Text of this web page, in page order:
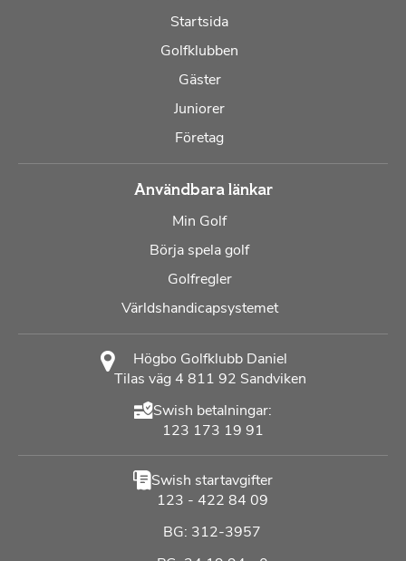
Startsida
Golfklubben
Gäster
Juniorer
Företag
Användbara länkar
Min Golf
Börja spela golf
Golfregler
Världshandicapsystemet
Högbo Golfklubb Daniel
Tilas väg 4 811 92 Sandviken
Swish betalningar:
123 173 19 91
Swish startavgifter
123 - 422 84 09
BG: 312-3957